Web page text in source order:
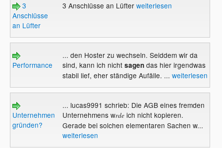
3
Anschlüsse
an Lüfter
3 Anschlüsse an Lüfter weiterlesen
Performance
... den Hoster zu wechseln. Seiddem wir da
sind, kann ich nichtsagendas hier irgendwas
stabil lief, eher ständige Aufälle. ... weiterlesen
Unternehmen
gründen?
... lucas9991 schrieb: Die AGB eines fremden
Unternehmens wrdeich nicht kopieren.
Gerade bei solchen elementaren Sachen w...
weiterlesen